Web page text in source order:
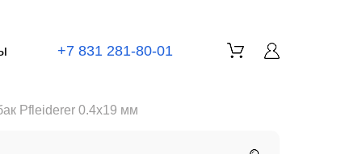
+7 831 281-80-01
Pfleiderer 0.4x19 мм